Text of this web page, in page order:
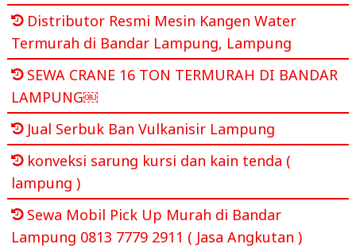
Distributor Resmi Mesin Kangen Water
Termurah di Bandar Lampung, Lampung
SEWA CRANE 16 TON TERMURAH DI BANDAR
LAMPUNG￼
Jual Serbuk Ban Vulkanisir Lampung
konveksi sarung kursi dan kain tenda (
lampung )
Sewa Mobil Pick Up Murah di Bandar
Lampung 0813 7779 2911 ( Jasa Angkutan )